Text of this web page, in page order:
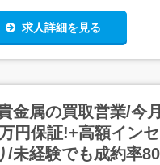
求人詳細を見る
金属の買取営業/今
円保証!+高額イン
/未経験でも成約率